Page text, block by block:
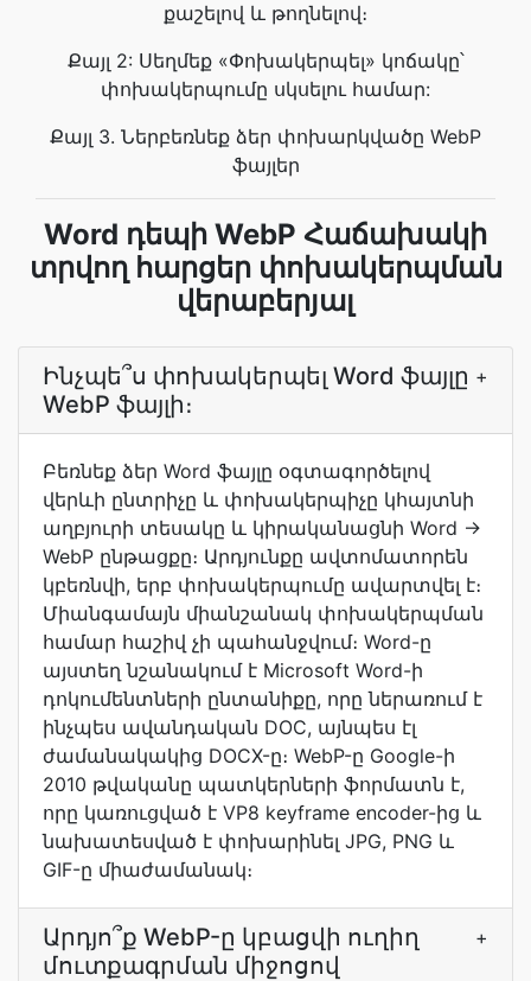
քաշելով և թողնելով։
Քայլ 2: Սեղմեք «Փոխակերպել» կոճակը՝
փոխակերպումը սկսելու համար:
Քայլ 3. Ներբեռնեք ձեր փոխարկվածը WebP
ֆայլեր
Word դեպի WebP Հաճախակի
տրվող հարցեր փոխակերպման
վերաբերյալ
Ինչպե՞ս փոխակերպել Word ֆայլը
WebP ֆայլի։
+
Բեռնեք ձեր Word ֆայլը օգտագործելով
վերևի ընտրիչը և փոխակերպիչը կհայտնի
աղբյուրի տեսակը և կիրականացնի Word →
WebP ընթացքը։ Արդյունքը ավտոմատորեն
կբեռնվի, երբ փոխակերպումը ավարտվել է։
Միանգամայն միանշանակ փոխակերպման
համար հաշիվ չի պահանջվում։ Word-ը
այստեղ նշանակում է Microsoft Word-ի
դոկումենտների ընտանիքը, որը ներառում է
ինչպես ավանդական DOC, այնպես էլ
ժամանակակից DOCX-ը։ WebP-ը Google-ի
2010 թվականը պատկերների ֆորմատն է,
որը կառուցված է VP8 keyframe encoder-ից և
նախատեսված է փոխարինել JPG, PNG և
GIF-ը միաժամանակ։
Արդյո՞ք WebP-ը կբացվի ուղիղ
մուտքագրման միջոցով
+